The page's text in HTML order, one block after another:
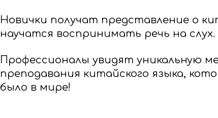
Новички получат представление о
научатся воспринимать речь на слух.
Профессионалы увидят уникальную
преподавания китайского языка,
было в мире!